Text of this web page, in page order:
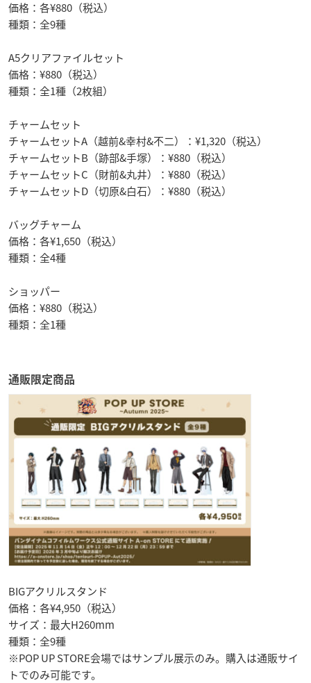
価格：各¥880（税込）
種類：全9種
A5クリアファイルセット
価格：¥880（税込）
種類：全1種（2枚組）
チャームセット
チャームセットA（越前&幸村&不二）：¥1,320（税込）
チャームセットB（跡部&手塚）：¥880（税込）
チャームセットC（財前&丸井）：¥880（税込）
チャームセットD（切原&白石）：¥880（税込）
バッグチャーム
価格：各¥1,650（税込）
種類：全4種
ショッパー
価格：¥880（税込）
種類：全1種
通販限定商品
BIGアクリルスタンド
価格：各¥4,950（税込）
サイズ：最大H260mm
種類：全9種
※POP UP STORE会場ではサンプル展示のみ。購入は通販サイ
トでのみ可能です。